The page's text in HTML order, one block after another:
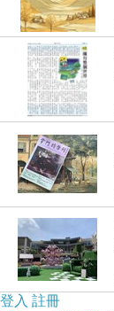
登入 註冊